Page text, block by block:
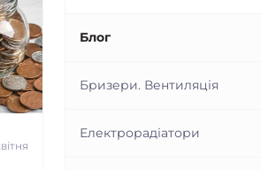
Блог
Бризери. Вентиляція
Електрорадіатори